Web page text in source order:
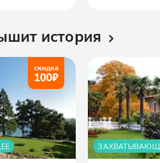
история
скидка
100₽